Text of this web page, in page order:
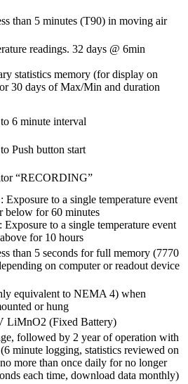
than 5 minutes (T90) in moving air
readings. 32 days @ 6min
statistics memory (for display on
30 days of Max/Min and duration
6 minute interval
Push button start
“RECORDING”
Exposure to a single temperature event
below for 60 minutes
to a single temperature event
for 10 hours
than 5 seconds for full memory (7770
on computer or readout device
equivalent to NEMA 4) when
or hung
LiMnO2 (Fixed Battery)
followed by 2 year of operation with
minute logging, statistics reviewed on
more than once daily for no longer
each time, download data monthly)